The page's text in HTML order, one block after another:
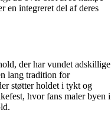
en integreret del af deres
der har vundet adskillige
lang tradition for
støtter holdet i tykt og
hvor fans maler byen i